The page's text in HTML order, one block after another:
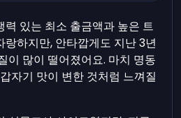
있는 최소 출금액과 높은 트
하지만, 안타깝게도 지난 3년
이 많이 떨어졌어요. 마치 명동
자기 맛이 변한 것처럼 느껴질